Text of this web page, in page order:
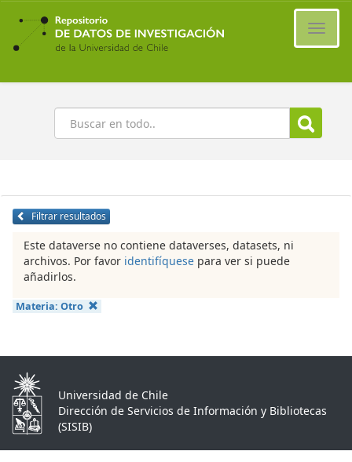
Ir
contenido
principal
Buscar
Filtrar resultados
Este dataverse no contiene dataverses, datasets, ni
archivos. Por favor identifíquese para ver si puede
añadirlos.
Materia: Otro
Universidad de Chile
Dirección de Servicios de Información y Bibliotecas
(SISIB)